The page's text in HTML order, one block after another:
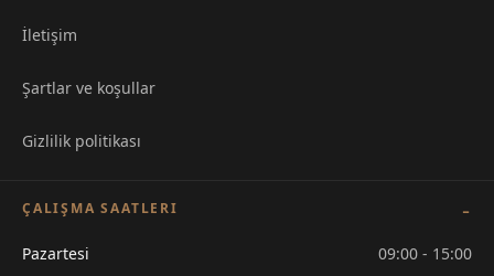
İletişim
Şartlar ve koşullar
Gizlilik politikası
ÇALIŞMA SAATLERI
Pazartesi
09:00 - 15:00